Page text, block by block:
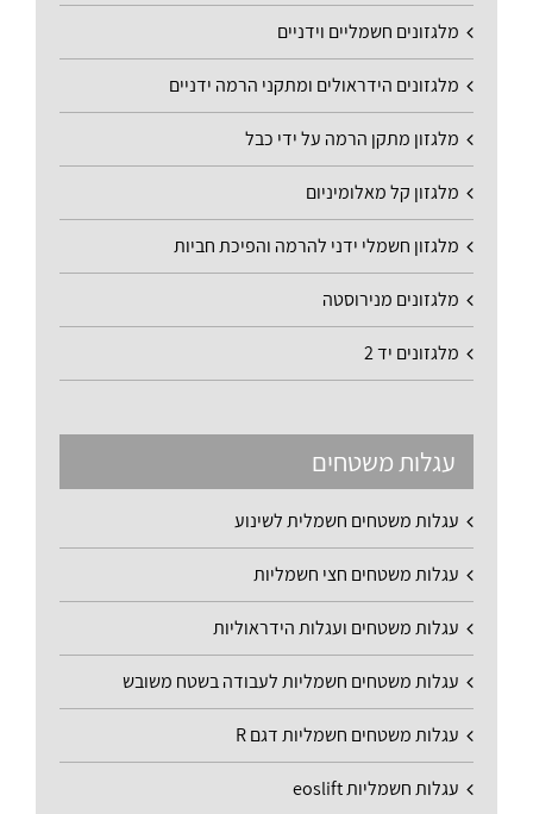
מלגזונים חשמליים וידניים
מלגזונים הידראולים ומתקני הרמה ידניים
מלגזון מתקן הרמה על ידי כבל
מלגזון קל מאלומיניום
מלגזון חשמלי ידני להרמה והפיכת חביות
מלגזונים מנירוסטה
מלגזונים יד 2
עגלות משטחים
עגלות משטחים חשמלית לשינוע
עגלות משטחים חצי חשמליות
עגלות משטחים ועגלות הידראוליות
עגלות משטחים חשמליות לעבודה בשטח משובש
עגלות משטחים חשמליות דגם R
עגלות חשמליות eoslift